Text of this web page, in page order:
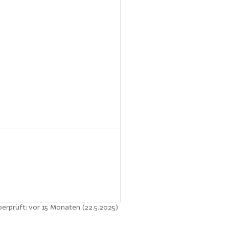
vor 15 Monaten (22.5.2025)